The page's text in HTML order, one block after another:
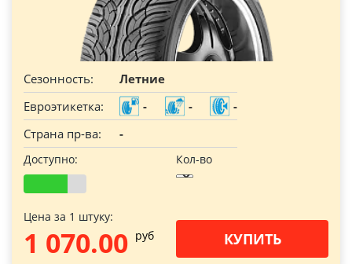
Сезонность:
Летние
Евроэтикетка:
- -
-
Страна пр-ва:
-
Доступно: Кол-во
Цена за 1 штуку:
1 070.00 pуб КУПИТЬ